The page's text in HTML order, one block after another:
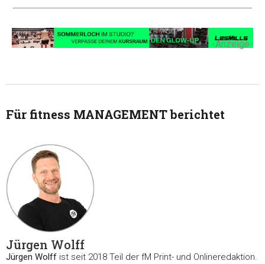
-Anzeige-
Für fitness MANAGEMENT berichtet
Jürgen Wolff
Jürgen Wolff ist seit 2018 Teil der fM Print- und Onlineredaktion.